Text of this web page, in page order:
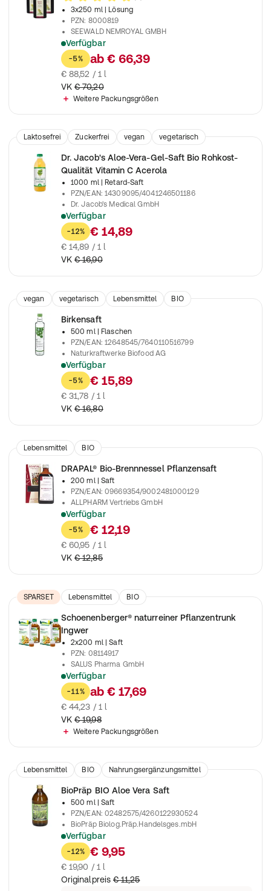
3x250 ml
| Lösung
PZN: 8000819
SEEWALD NEMROYAL GMBH
Verfügbar
Für Leib und Seele aus dem Klostergarten
-5% ab € 66,39
€ 88,52 / 1 l
VK € 70,20
Weitere Packungsgrößen
Laktosefrei Zuckerfrei vegan
vegetarisch
LebensmittelDr. Jacob's Aloe-Vera-Gel-Saft Bio Rohkost-
Qualität Vitamin C Acerola
1000 ml
| Retard-Saft
PZN/EAN:14309095/4041246501186
Dr. Jacob's Medical GmbH
Verfügbar
Bio Aloe-vera-Gel-Saft in Rohkost-Qualität mit natürlichem
-12% € 14,89
€ 14,89 / 1 l
VK € 16,90
vegan vegetarisch Lebensmittel BIO
Birkensaft
500 ml
| Flaschen
PZN/EAN:12648545/7640110516799
Naturkraftwerke Biofood AG
Verfügbar
Schonend und nachhaltig aus den Birkenstämmen gezapft
-5% € 15,89
€ 31,78 / 1 l
VK € 16,80
Lebensmittel BIO
DRAPAL® Bio-Brennnessel Pflanzensaft
200 ml
| Saft
PZN/EAN:09669354/9002481000129
ALLPHARM Vertriebs GmbH
Verfügbar
Aus kontrolliert biologischem Anbau
-5% € 12,19
€ 60,95 / 1 l
VK € 12,85
SPARSET Lebensmittel BIO
Schoenenberger® naturreiner Pflanzentrunk
Ingwer
2x200 ml
| Saft
PZN: 08114917
SALUS Pharma GmbH
Verfügbar
Natürliche Ingwerkraft für einen beruhigten Magen -
-11% ab € 17,69
€ 44,23 / 1 l
VK € 19,98
Weitere Packungsgrößen
Lebensmittel BIO Nahrungsergänzungsmittel
BioPräp BIO Aloe Vera Saft
500 ml
| Saft
PZN/EAN:02482575/4260122930524
BioPräp Biolog.Präp.Handelsges.mbH
Verfügbar
100 % Aloe Verasaft
-12% € 9,95
€ 19,90 / 1 l
Originalpreis € 11,25